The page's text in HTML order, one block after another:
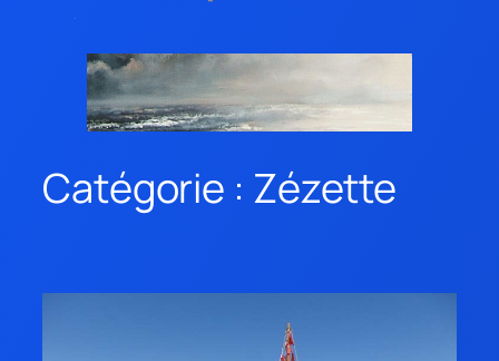
Catégorie : Zézette